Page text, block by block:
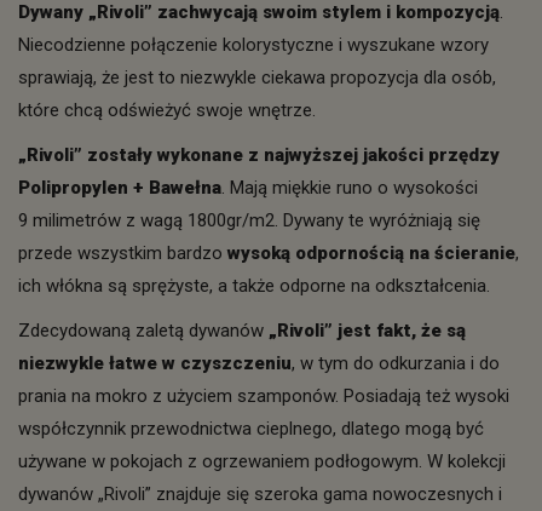
Dywany „Rivoli” zachwycają swoim stylem i kompozycją.
Niecodzienne połączenie kolorystyczne i wyszukane wzory
sprawiają, że jest to niezwykle ciekawa propozycja dla osób,
które chcą odświeżyć swoje wnętrze.
„Rivoli” zostały wykonane z najwyższej jakości przędzy
Polipropylen + Bawełna. Mają miękkie runo o wysokości
9 milimetrów z wagą 1800gr/m2. Dywany te wyróżniają się
przede wszystkim bardzo wysoką odpornością na ścieranie,
ich włókna są sprężyste, a także odporne na odkształcenia.
Zdecydowaną zaletą dywanów „Rivoli” jest fakt, że są
niezwykle łatwe w czyszczeniu, w tym do odkurzania i do
prania na mokro z użyciem szamponów. Posiadają też wysoki
współczynnik przewodnictwa cieplnego, dlatego mogą być
używane w pokojach z ogrzewaniem podłogowym. W kolekcji
dywanów „Rivoli” znajduje się szeroka gama nowoczesnych i